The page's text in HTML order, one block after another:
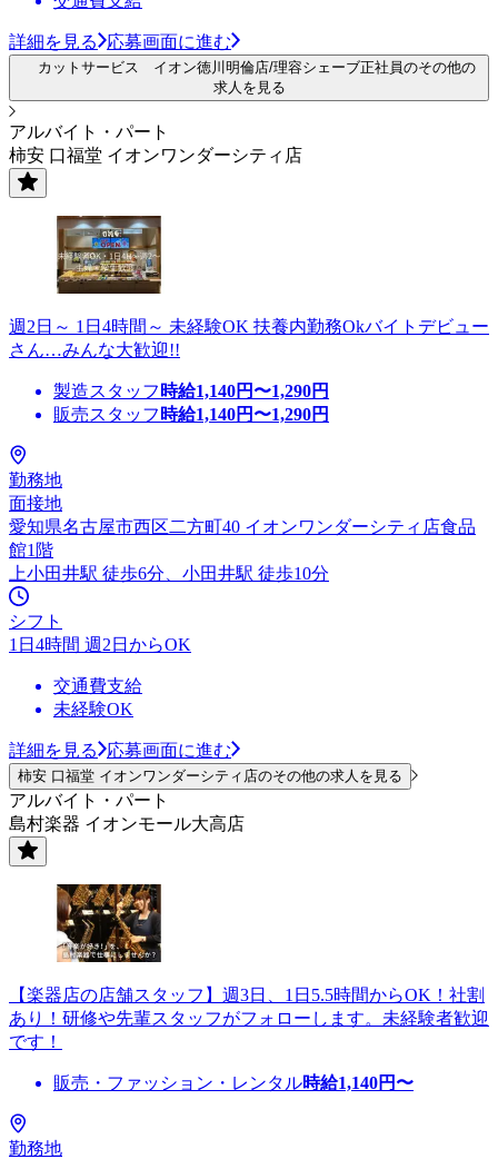
詳細を見る 応募画面に進む
カットサービス イオン徳川明倫店/理容シェーブ正社員のその他の
求人を見る
アルバイト・パート
柿安 口福堂 イオンワンダーシティ店
週2日～ 1日4時間～ 未経験OK 扶養内勤務Okバイトデビュー
さん…みんな大歓迎!!
製造スタッフ 時給1,140円〜1,290円
販売スタッフ 時給1,140円〜1,290円
勤務地
面接地
愛知県名古屋市西区二方町40 イオンワンダーシティ店食品
館1階
上小田井駅 徒歩6分、小田井駅 徒歩10分
シフト
1日4時間 週2日からOK
交通費支給
未経験OK
詳細を見る 応募画面に進む
柿安 口福堂 イオンワンダーシティ店のその他の求人を見る
アルバイト・パート
島村楽器 イオンモール大高店
【楽器店の店舗スタッフ】週3日、1日5.5時間からOK！社割
あり！研修や先輩スタッフがフォローします。未経験者歓迎
です！
販売・ファッション・レンタル時給1,140円〜
勤務地